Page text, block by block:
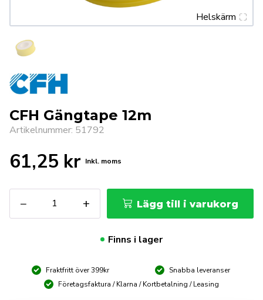
Helskärm
CFH Gängtape 12m
Artikelnummer: 51792
61,25 kr Inkl. moms
−
Gängtape
12m
+ Lägg till i varukorg
Finns i lager
Fraktfritt över 399kr
Snabba leveranser
Företagsfaktura / Klarna / Kortbetalning / Leasing